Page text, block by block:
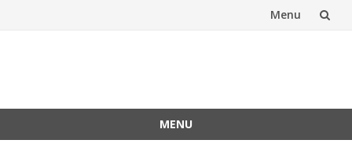
Menu
Kartografów
Polskich
MENU